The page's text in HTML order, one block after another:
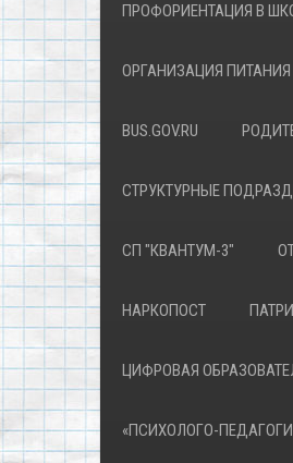
ПРОФОРИЕНТАЦИЯ В
ОРГАНИЗАЦИЯ
BUS.GOV.RU
СТРУКТУРНЫЕ
СП "КВАНТУМ-3"
НАРКОПОСТ
ЦИФРОВАЯ
«ПСИХОЛОГО-